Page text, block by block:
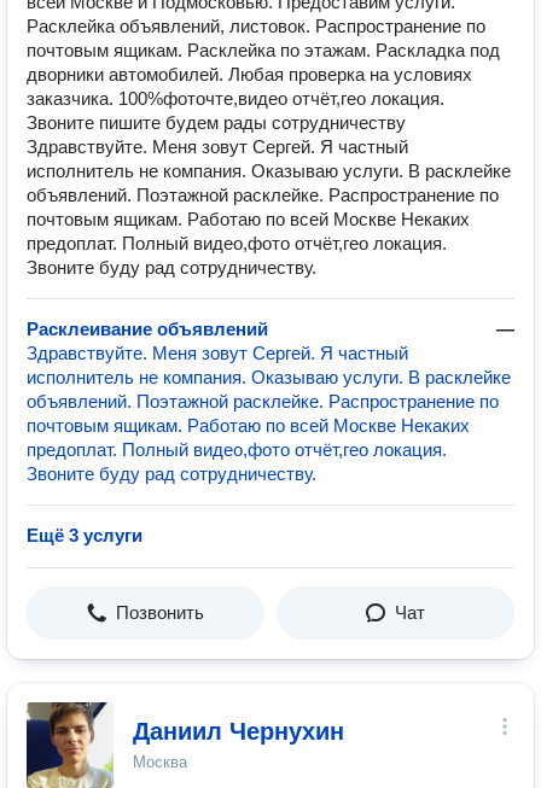
Расклейка объявлений, листовок. Распространение по
почтовым ящикам. Расклейка по этажам. Раскладка под
дворники автомобилей. Любая проверка на условиях
заказчика. 100%фоточте,видео отчёт,гео локация.
Звоните пишите будем рады сотрудничеству
Здравствуйте. Меня зовут Сергей. Я частный
исполнитель не компания. Оказываю услуги. В расклейке
объявлений. Поэтажной расклейке. Распространение по
почтовым ящикам. Работаю по всей Москве Некаких
предоплат. Полный видео,фото отчёт,гео локация.
Звоните буду рад сотрудничеству.
Расклеивание объявлений
—
Здравствуйте. Меня зовут Сергей. Я частный
исполнитель не компания. Оказываю услуги. В расклейке
объявлений. Поэтажной расклейке. Распространение по
почтовым ящикам. Работаю по всей Москве Некаких
предоплат. Полный видео,фото отчёт,гео локация.
Звоните буду рад сотрудничеству.
Ещё 3 услуги
Позвонить Чат
Даниил Чернухин
Москва